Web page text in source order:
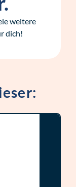
weitere
dich!